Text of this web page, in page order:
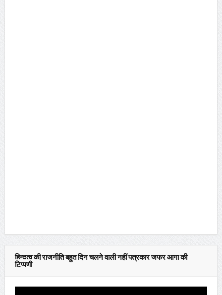
हिन्दुत्व की राजनीति बहुत दिन चलने वाली नहीं पत्रकार जफर आगा की
टिप्पणी